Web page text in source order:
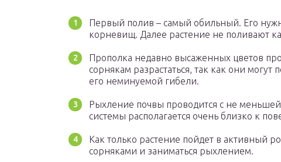
Первый полив – самый обильный. Его
корневищ. Далее растение не поливают
Прополка недавно высаженных цветов
сорнякам разрастаться, так как они
его неминуемой гибели.
Рыхление почвы проводится с не меньшей
системы располагается очень близко к
Как только растение пойдет в активный
сорняками и заниматься рыхлением.